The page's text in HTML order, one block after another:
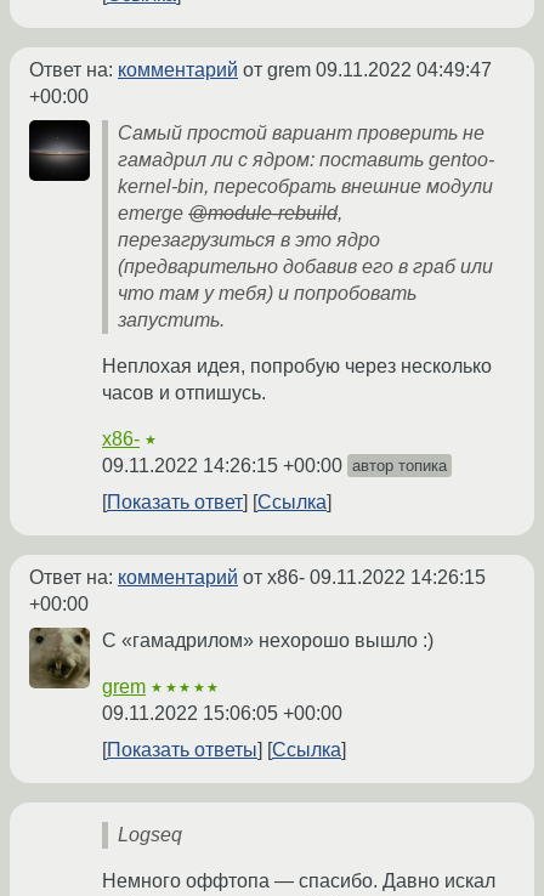
Ответ на: комментарий от grem 09.11.2022 04:49:47
+00:00
Самый простой вариант проверить не
гамадрил ли с ядром: поставить gentoo-
kernel-bin, пересобрать внешние модули
emerge @module-rebuild,
перезагрузиться в это ядро
(предварительно добавив его в граб или
что там у тебя) и попробовать
запустить.
Неплохая идея, попробую через несколько
часов и отпишусь.
x86- ★
09.11.2022 14:26:15 +00:00 автор топика
Показать ответ Ссылка
Ответ на: комментарий от x86- 09.11.2022 14:26:15
+00:00
С «гамадрилом» нехорошо вышло :)
grem ★★★★★
09.11.2022 15:06:05 +00:00
Показать ответы
Ссылка
Logseq
Немного оффтопа — спасибо. Давно искал